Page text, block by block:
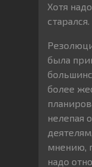
Хотя
старался.
была
более
нелепая
мнению,
надо